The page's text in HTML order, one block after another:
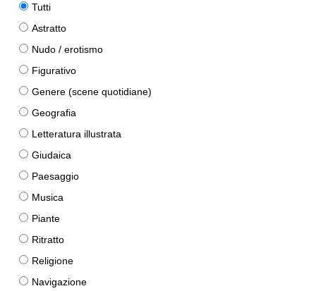
Tutti
Astratto
Nudo / erotismo
Figurativo
Genere (scene quotidiane)
Geografia
Letteratura illustrata
Giudaica
Paesaggio
Musica
Piante
Ritratto
Religione
Navigazione